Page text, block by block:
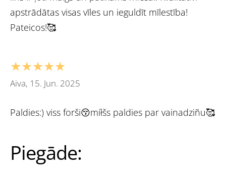
Piegāde:
apstrādātas visas vīles un ieguldīt mīlestība!
Pateicos!🥰
★★★★★
Aiva, 15. Jun. 2025
Paldies:) viss forši😚míłšs paldies par vainadziñu🥰